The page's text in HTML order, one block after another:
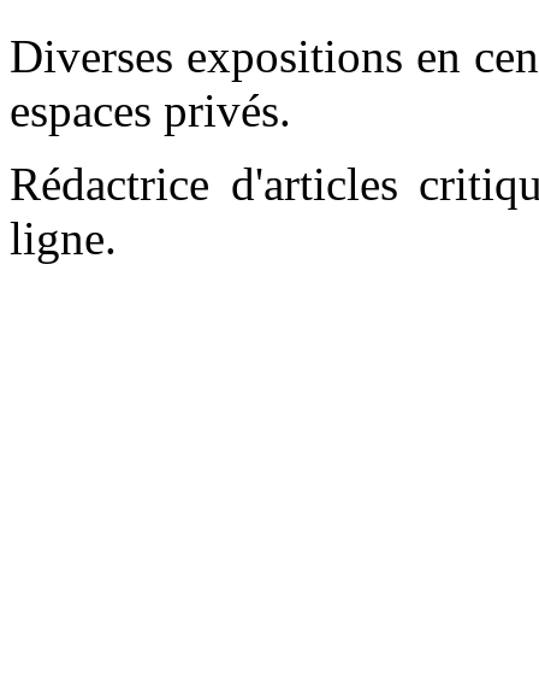
Diverses expositions en
espaces privés.
Rédactrice d'articles
ligne.